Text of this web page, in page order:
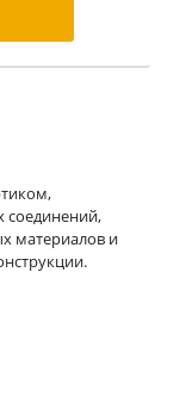
соединений,
материалов и